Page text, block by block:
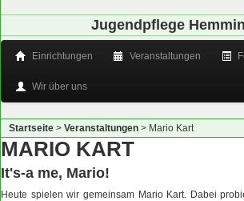
Jugendpflege
Einrichtungen Veranstaltungen
Wir über uns
Startseite > Veranstaltungen > Mario Kart
MARIO KART
It's-a me, Mario!
Heute spielen wir gemeinsam Mario Kart. Dabei